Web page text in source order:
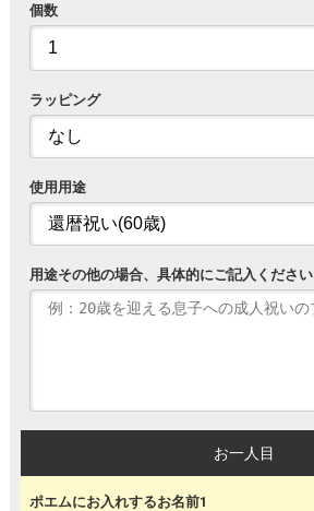
個数
ラッピング
使用用途
用途その他の場合、具体的にご記入ください
お一人目
ポエムにお入れするお名前1